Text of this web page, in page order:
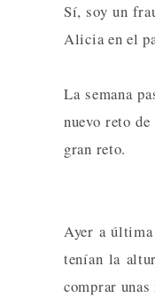
Sí, soy un
Alicia en el
La semana
nuevo reto
gran reto.
Ayer a última
tenían la
comprar